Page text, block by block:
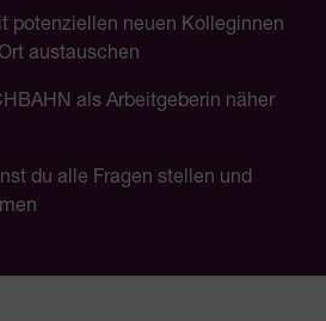
potenziellen neuen Kolleginnen
austauschen
als Arbeitgeberin näher
du alle Fragen stellen und